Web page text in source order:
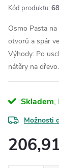
Kód produktu:
Osmo Pasta
otvorů a spár
Výhody: Po
nátěry na dřevo.
Skladem
Možnosti